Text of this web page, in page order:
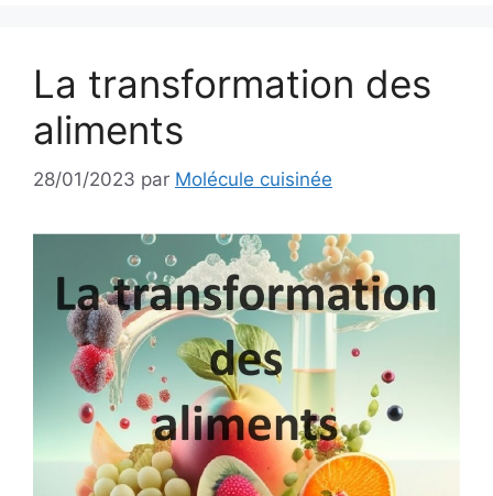
La transformation des
aliments
28/01/2023 par Molécule cuisinée